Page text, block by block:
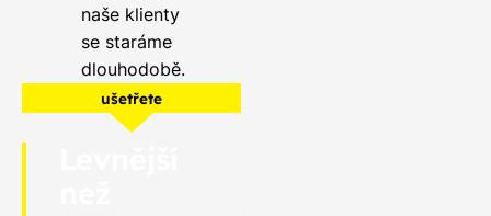
naše klienty
se staráme
dlouhodobě.
ušetřete